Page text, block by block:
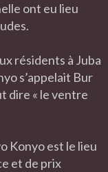
ont eu lieu
résidents à Juba
s’appelait Bur
dire « le ventre
Konyo est le lieu
et de prix